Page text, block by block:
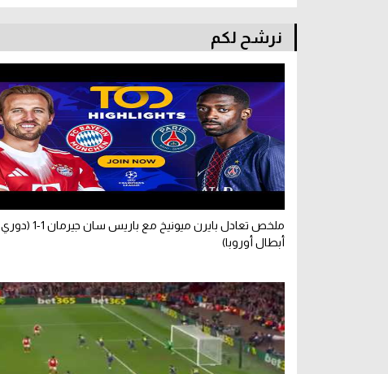
نرشح لكم
ملخص تعادل بايرن ميونيخ مع باريس سان جيرمان 1-1 (دوري
أبطال أوروبا)